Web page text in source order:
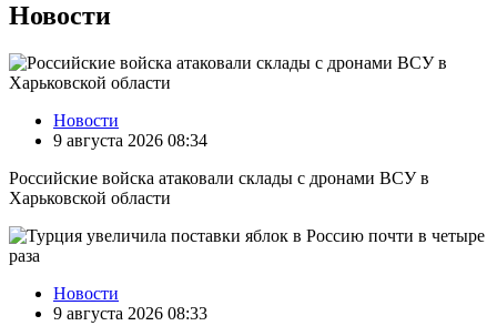
Новости
Новости
9 августа 2026 08:34
Российские войска атаковали склады с дронами ВСУ в
Харьковской области
Новости
9 августа 2026 08:33